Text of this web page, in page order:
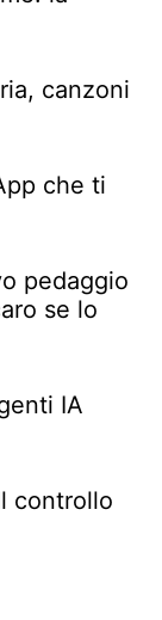
canzoni
che ti
pedaggio
se lo
IA
controllo